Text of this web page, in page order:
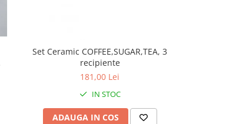
Set Ceramic COFFEE,SUGAR,TEA, 3
recipiente
181,00 Lei
IN STOC
ADAUGA IN COS